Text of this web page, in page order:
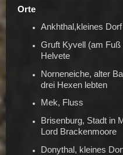
Orte
Ankhthal,kleines
Gruft Kyvell (am Fuß
Helvete
Norneneiche, alter
drei Hexen lebten
Mek, Fluss
Brisenburg, Stadt in
Lord Brackenmoore
Donythal, kleines